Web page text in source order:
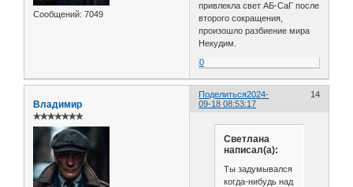
Сообщений: 7049
привлекла свет АБ-СаГ после
второго сокращения,
произошло разбиение мира
Некудим.
0
Поделиться 14
2024-
09-18 08:53:17
Владимир
✯✯✯✯✯✯✯
Светлана
написал(а):
Ты задумывался
когда-нибудь над